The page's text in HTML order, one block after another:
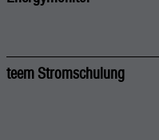
teem Stromschulung